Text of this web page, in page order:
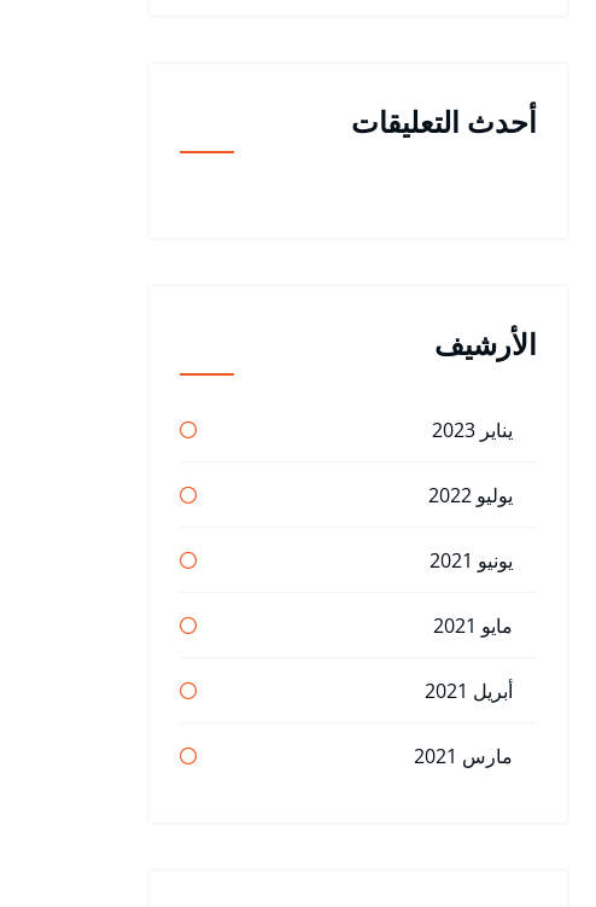
أحدث التعليقات
الأرشيف
يناير 2023
يوليو 2022
يونيو 2021
مايو 2021
أبريل 2021
مارس 2021